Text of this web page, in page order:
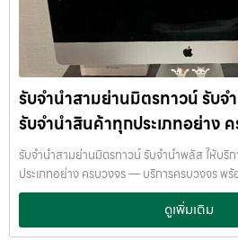
เป็นธรรม ให้ราคาสูง และจ่ายเงินสดรวดเร็วภา
การให้บริการที่ โปร่งใส ปลอดภัย เชื่อถือได้ ก
ภายในสถานที่ที่มีระบบรักษาความปลอดภัยคร
พร้อมให้คำปรึกษาอย่างมืออาชีพ คุณได้รับเงิน
บริการของเราออกแบบมาเพื่อตอบโจทย์ลูกค้าที่
ต้องขายสินทรัพย์ เราเข้าใจความรู้สึกของลูกค้า
พยายามให้บริการด้วยความอ่อนโยน สุจริต และไ
ของ รับจำนำพลัส เพื่อให้ครอบคลุมกลุ่มลูกค้าใน
จุดบริการในหลายพื้นที่สำคัญดังนี้: เขต ลาดพร้า
เขต รัชดา เขต บางแค เขต รามอินทรา เขต บา
ลาดพร้าวโชคชัย4 ลาดปลาเค้า รัชดาซอย หรือ
บางนา เมกาบางนา บางแค เดอะมอลล์บางแค
รับจำนำสามย่านมิตรทาวน์ รับจ
รับจำนำสินค้าทุกประเภทอย่าง
รับจำนำสามย่านมิตรทาวน์ รับจำนำพลัส ให้บริ
ประเภทอย่าง ครบวงจร — บริการครบวงจร พ
รับจำนำสินค้าไอทีทุกชนิด พร้อมให้บริการในเ
รัชดา บางแค รามอินทรา บางนา ด้วยมาตรฐาน
สูง รับจำนำสามย่านมิตรทาวน์ — รับจำนำพลัส
ดูเพิ่มเติม